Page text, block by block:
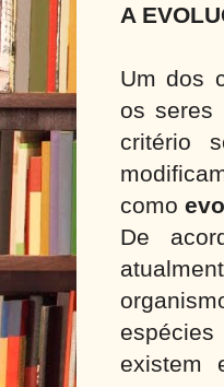
A
Um dos
os seres
critério
como
De
existem